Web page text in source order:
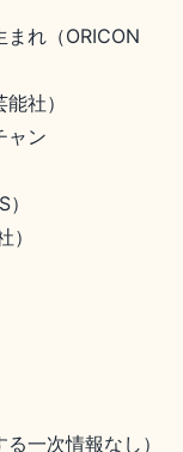
れ（ORICON
社）
ャン
一次情報なし）